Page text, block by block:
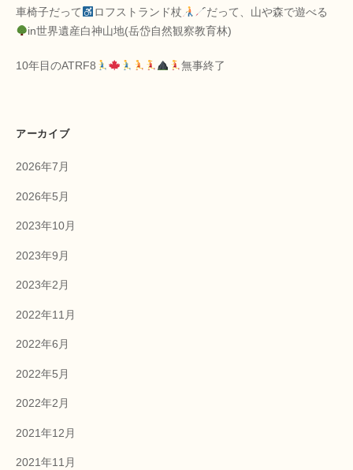
車椅子だって ロフストランド杖
だって、山や森で遊べる
in世界遺産白神山地(岳岱自然観察教育林)
10年目のATRF8 無事終了
アーカイブ
2026年7月
2026年5月
2023年10月
2023年9月
2023年2月
2022年11月
2022年6月
2022年5月
2022年2月
2021年12月
2021年11月